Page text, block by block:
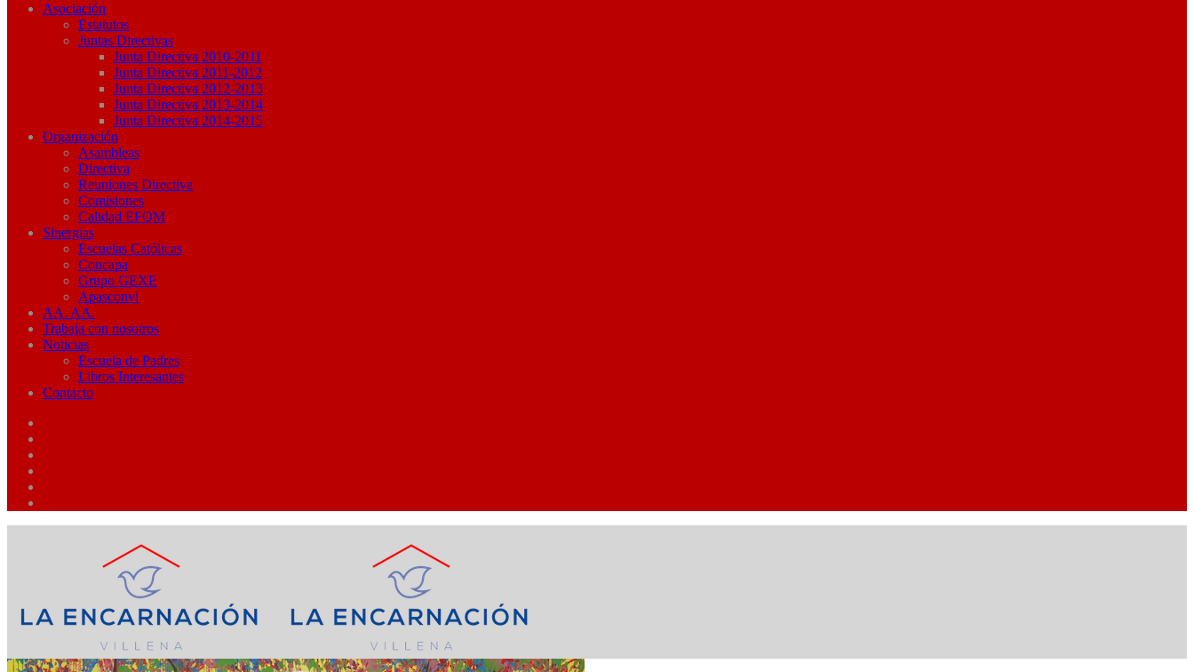
Asociación
Estatutos
Juntas Directivas
Junta Directiva 2010-2011
Junta Directiva 2011-2012
Junta Directiva 2012-2013
Junta Directiva 2013-2014
Junta Directiva 2014-2015
Organización
Asambleas
Directiva
Reuniones Directiva
Comisiones
Calidad EFQM
Sinergias
Escuelas Católicas
Concapa
Grupo GEXE
Apasconvi
AA. AA.
Trabaja con nosotros
Noticias
Escuela de Padres
Libros Interesantes
Contacto